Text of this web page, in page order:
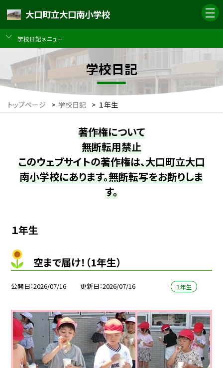
大口町立大口南小学校
学校日記メニュー
学校日記
トップページ > 学校日記 > １年生
著作権について
無断転用禁止
このウェブサイトの著作権は、大口町立大口
南小学校にあります。無断転写をお断りしま
す。
１年生
空まで届け！（1年生）
公開日 2026/07/16 更新日 2026/07/16 １年生